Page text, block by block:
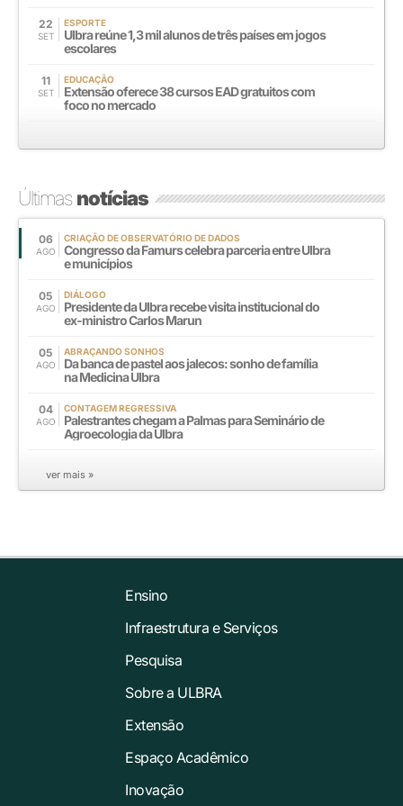
22
SET
ESPORTE
Ulbra reúne 1,3 mil alunos de três países em jogos
escolares
11
SET
EDUCAÇÃO
Extensão oferece 38 cursos EAD gratuitos com
foco no mercado
Últimasnotícias
06
AGO
CRIAÇÃO DE OBSERVATÓRIO DE DADOS
Congresso da Famurs celebra parceria entre Ulbra
e municípios
05
AGO
DIÁLOGO
Presidente da Ulbra recebe visita institucional do
ex-ministro Carlos Marun
05
AGO
ABRAÇANDO SONHOS
Da banca de pastel aos jalecos: sonho de família
na Medicina Ulbra
04
AGO
CONTAGEM REGRESSIVA
Palestrantes chegam a Palmas para Seminário de
Agroecologia da Ulbra
ver mais »
Ensino
Infraestrutura e Serviços
Pesquisa
Sobre a ULBRA
Extensão
Espaço Acadêmico
Inovação